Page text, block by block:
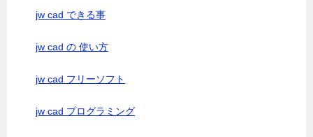
jw cad できる事
jw cad の 使い方
jw cad フリーソフト
jw cad プログラミング